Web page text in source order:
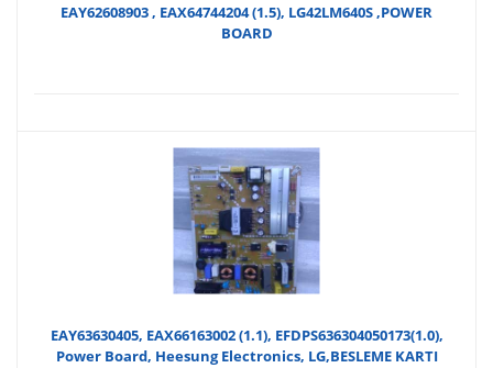
EAY62608903 , EAX64744204 (1.5), LG42LM640S ,POWER
BOARD
EAY63630405, EAX66163002 (1.1), EFDPS636304050173(1.0),
Power Board, Heesung Electronics, LG,BESLEME KARTI